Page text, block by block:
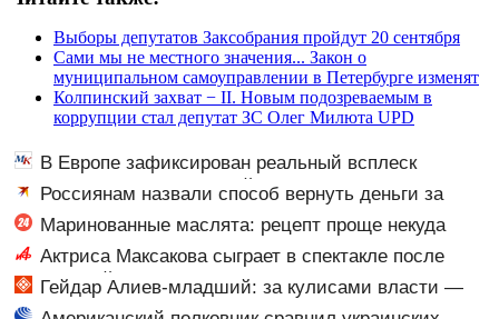
Выборы депутатов Заксобрания пройдут 20 сентября
Сами мы не местного значения... Закон о
муниципальном самоуправлении в Петербурге изменят
Колпинский захват − II. Новым подозреваемым в
коррупции стал депутат ЗС Олег Милюта UPD
В Европе зафиксирован реальный всплеск
венерических заболеваний
Россиянам назвали способ вернуть деньги за
неиспользованную подарочную карту
Маринованные маслята: рецепт проще некуда
Актриса Максакова сыграет в спектакле после
небольшой травмы
Гейдар Алиев-младший: за кулисами власти —
когда он придёт, мир изменится